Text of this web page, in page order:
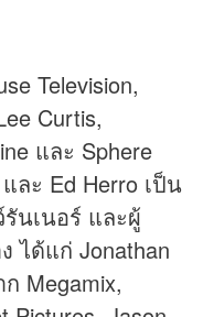
Television,
Curtis,
และ Sphere
ละ Ed Herro เป็น
นเนอร์ และผู้
ได้แก่ Jonathan
Megamix,